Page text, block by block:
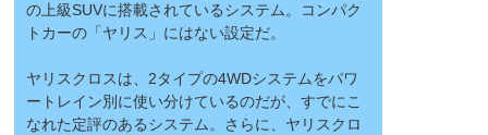
の上級SUVに搭載されているシステム。コンパク
トカーの「ヤリス」にはない設定だ。
ヤリスクロスは、2タイプの4WDシステムをパワ
ートレイン別に使い分けているのだが、すでにこ
なれた定評のあるシステム。さらに、ヤリスクロ